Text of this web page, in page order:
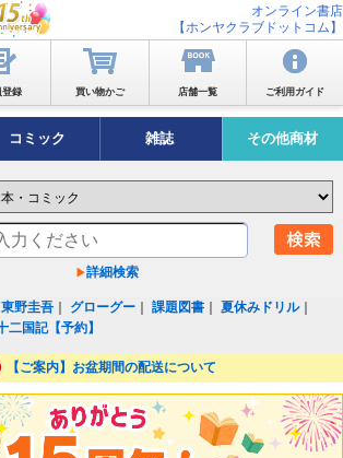
オンライン書店
【ホンヤクラブドットコム】
登録 買い物かご 店舗一覧 ご利用ガイド
コミック 雑誌 その他商材
詳細検索
東野圭吾 グローグー ｜課題図書 ｜夏休みドリル｜
二国記【予約】
【ご案内】お盆期間の配送について